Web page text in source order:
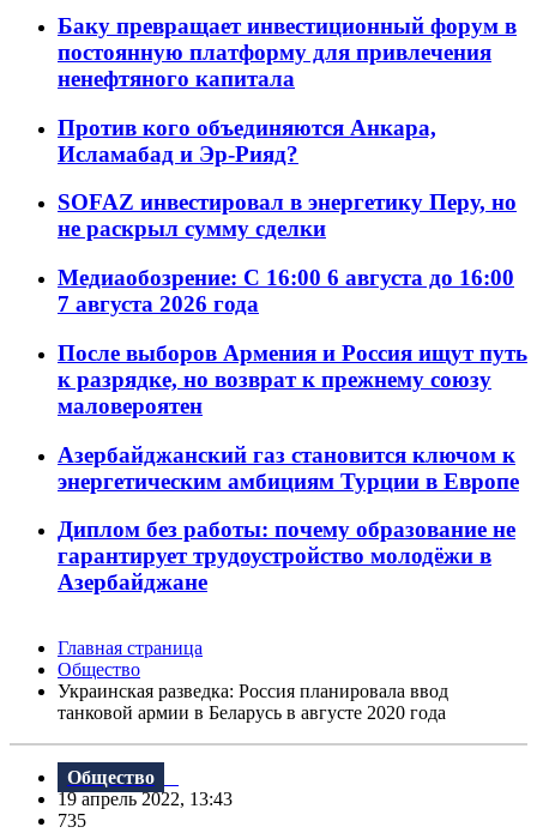
Баку превращает инвестиционный форум в
постоянную платформу для привлечения
ненефтяного капитала
Против кого объединяются Анкара,
Исламабад и Эр-Рияд?
SOFAZ инвестировал в энергетику Перу, но
не раскрыл сумму сделки
Медиаобозрение: С 16:00 6 августа до 16:00
7 августа 2026 года
После выборов Армения и Россия ищут путь
к разрядке, но возврат к прежнему союзу
маловероятен
Азербайджанский газ становится ключом к
энергетическим амбициям Турции в Европе
Диплом без работы: почему образование не
гарантирует трудоустройство молодёжи в
Азербайджане
Главная страница
Общество
Украинская разведка: Россия планировала ввод
танковой армии в Беларусь в августе 2020 года
Общество
19 апрель 2022, 13:43
735